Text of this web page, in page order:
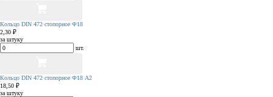
Кольцо DIN 472 стопорное Ф18
2,30 ₽
за штуку
шт.
Кольцо DIN 472 стопорное Ф18 А2
18,50 ₽
за штуку